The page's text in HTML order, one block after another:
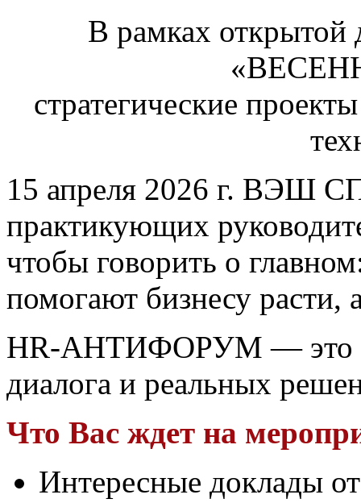
В рамках открытой
стратегические
15 апреля 2026 г. ВЭШ
практикующих
чтобы говорить о
помогают бизнесу расти,
HR-АНТИФОРУМ — это
диалога и реальных
Что Вас ждет на
Интересные доклады